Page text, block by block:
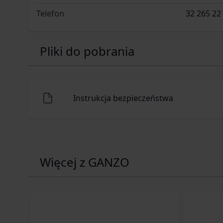
Telefon 32 265
Pliki do pobrania
Instrukcja bezpieczeństwa
Więcej z GANZO